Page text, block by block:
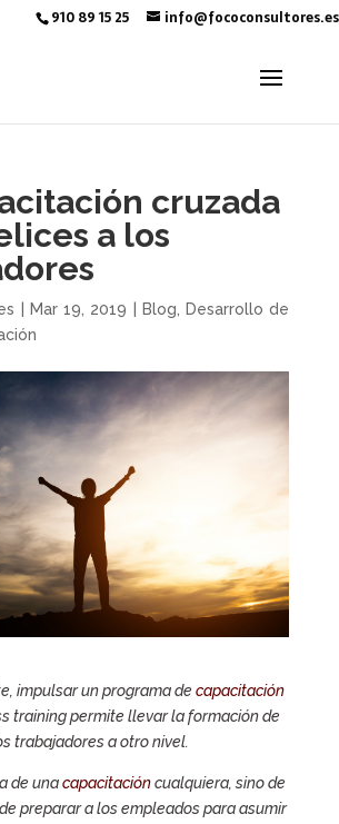
910 89 15 25 info@fococonsultores.es
cruzada
a los
Mar 19, 2019 Blog
Desarrollo de
impulsar un programa decapacitación
training permite llevar la formación de
trabajadores a otro nivel.
de unacapacitacióncualquiera, sino de
preparar a los empleados para asumir